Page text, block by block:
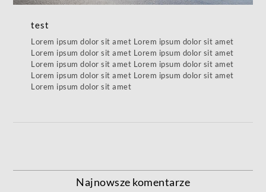
test
Lorem ipsum dolor sit amet Lorem ipsum dolor sit amet
Lorem ipsum dolor sit amet Lorem ipsum dolor sit amet
Lorem ipsum dolor sit amet Lorem ipsum dolor sit amet
Lorem ipsum dolor sit amet Lorem ipsum dolor sit amet
Lorem ipsum dolor sit amet
Najnowsze komentarze